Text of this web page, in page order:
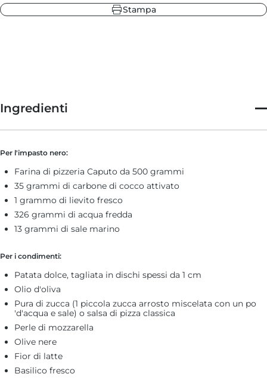
Stampa
Ingredienti
Per l'impasto nero:
Farina di pizzeria Caputo da 500 grammi
35 grammi di carbone di cocco attivato
1 grammo di lievito fresco
326 grammi di acqua fredda
13 grammi di sale marino
Per i condimenti:
Patata dolce, tagliata in dischi spessi da 1 cm
Olio d'oliva
Pura di zucca (1 piccola zucca arrosto miscelata con un po
'd'acqua e sale) o salsa di pizza classica
Perle di mozzarella
Olive nere
Fior di latte
Basilico fresco